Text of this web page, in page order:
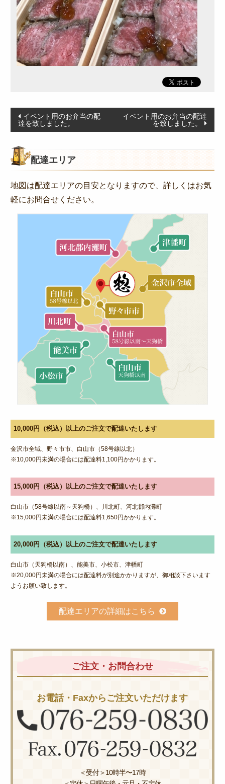
カテゴリーから選ぶ
サンドウィッチ・おにぎり
高級弁当
お食い初め・お子様弁当
ドリンク・サイドメニュー
種類から選ぶ
金澤 和牛処 「豊」
惣楽のスタッフblog
シーン別のお役立ち情報
特定商取引法に基づく表記
サイトマップ
投
稿
ビ
ー
シ
ョ
イベント用のお弁当の配
達を致しました。
イベント用のお弁当の配達
を致しました。
配達エリア
地図は配達エリアの目安となりますので、詳しくはお気
軽にお問合せください。
10,000円（税込）以上のご注文で配達いたします
金沢市全域、野々市市、白山市（58号線以北）
※10,000円未満の場合には配達料1,100円かかります。
15,000円（税込）以上のご注文で配達いたします
白山市（58号線以南～天狗橋）、川北町、河北郡内灘町
※15,000円未満の場合には配達料1,650円かかります。
20,000円（税込）以上のご注文で配達いたします
白山市（天狗橋以南）、能美市、小松市、津幡町
※20,000円未満の場合には配達料が別途かかりますが、御相談下さいます
ようお願い致します。
配達エリアの詳細はこちら
ご注文・お問合わせ
お電話・Faxからご注文いただけます
＜受付＞10時半〜17時